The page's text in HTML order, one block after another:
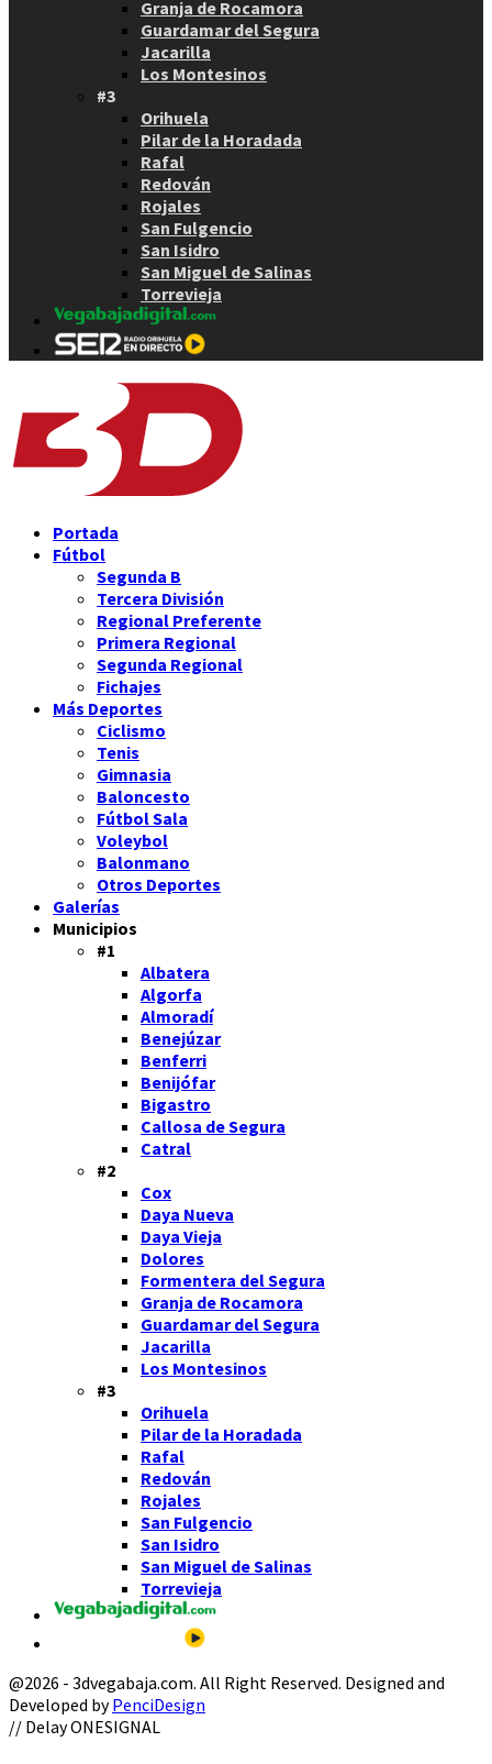
Granja de Rocamora
Guardamar del Segura
Jacarilla
Los Montesinos
#3
Orihuela
Pilar de la Horadada
Rafal
Redován
Rojales
San Fulgencio
San Isidro
San Miguel de Salinas
Torrevieja
Portada
Fútbol
Segunda B
Tercera División
Regional Preferente
Primera Regional
Segunda Regional
Fichajes
Más Deportes
Ciclismo
Tenis
Gimnasia
Baloncesto
Fútbol Sala
Voleybol
Balonmano
Otros Deportes
Galerías
Municipios
#1
Albatera
Algorfa
Almoradí
Benejúzar
Benferri
Benijófar
Bigastro
Callosa de Segura
Catral
#2
Cox
Daya Nueva
Daya Vieja
Dolores
Formentera del Segura
Granja de Rocamora
Guardamar del Segura
Jacarilla
Los Montesinos
#3
Orihuela
Pilar de la Horadada
Rafal
Redován
Rojales
San Fulgencio
San Isidro
San Miguel de Salinas
Torrevieja
@2026 - 3dvegabaja.com. All Right Reserved. Designed and
Developed byPenciDesign
Facebook
Twitter
Instagram
Youtube
Email
// Delay ONESIGNAL